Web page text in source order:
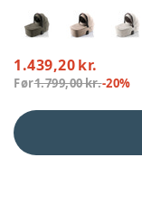
1.439,20 kr.
Før1.799,00 kr.-20%